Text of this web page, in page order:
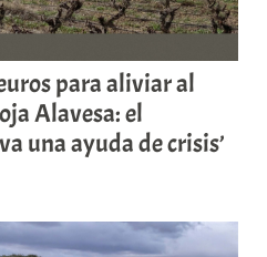
para aliviar al
Alavesa: el
una ayuda de crisis’